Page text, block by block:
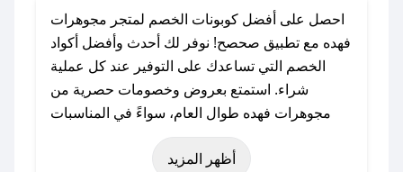
احصل على أفضل كوبونات الخصم لمتجر مجوهرات
فهده مع تطبيق صحصح! نوفر لك أحدث وأفضل أكواد
الخصم التي تساعدك على التوفير عند كل عملية
شراء. استمتع بعروض وخصومات حصرية من
مجوهرات فهده طوال العام، سواءً في المناسبات
مثل عيد الفطر، عيد الأضحى، الجمعة البيضاء (شهر
نوفمبر)، رمضان، اليوم الوطني، يوم التأسيس، أو
أظهر المزيد